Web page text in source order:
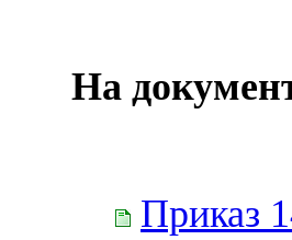
На
Приказ